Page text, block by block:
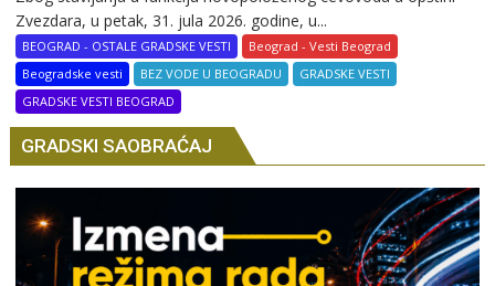
Zvezdara, u petak, 31. jula 2026. godine, u...
BEOGRAD - OSTALE GRADSKE VESTI
Beograd - Vesti Beograd
Beogradske vesti
BEZ VODE U BEOGRADU
GRADSKE VESTI
GRADSKE VESTI BEOGRAD
GRADSKI SAOBRAĆAJ